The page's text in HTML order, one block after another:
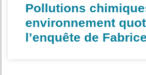
Pollutions
environnement
l’enquête de